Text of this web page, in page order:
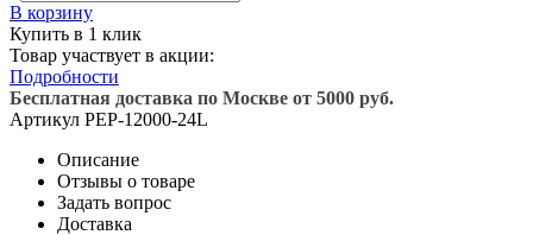
В корзину
Купить в 1 клик
Товар участвует в акции:
Подробности
Бесплатная доставка по Москве от 5000 руб.
Артикул PEP-12000-24L
Описание
Отзывы о товаре
Задать вопрос
Доставка